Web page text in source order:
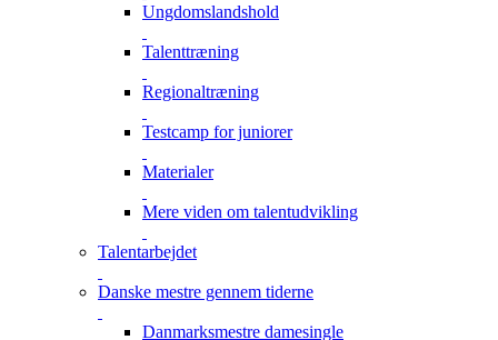
Ungdomslandshold
Talenttræning
Regionaltræning
Testcamp for juniorer
Materialer
Mere viden om talentudvikling
Talentarbejdet
Danske mestre gennem tiderne
Danmarksmestre damesingle